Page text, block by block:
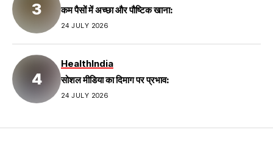
कम पैसों में अच्छा और पौष्टिक खाना:
24 JULY 2026
HealthIndia
सोशल मीडिया का दिमाग पर प्रभाव:
24 JULY 2026